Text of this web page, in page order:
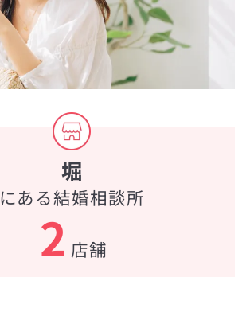
堀
にある結婚相談所
2 店舗